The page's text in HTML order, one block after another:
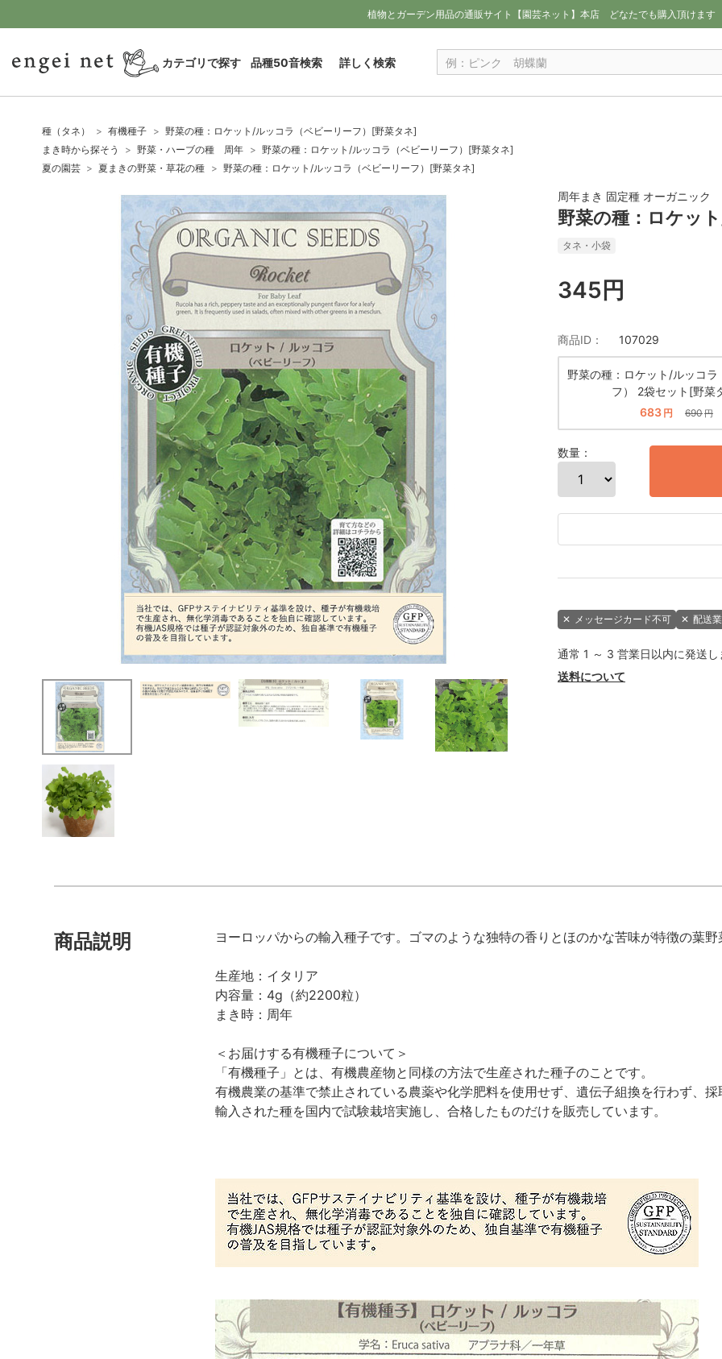
植物とガーデン用品の通販サイト【園芸ネット】本店 どなたでも購入頂けます
カテゴリで探す 品種50音検索 詳しく検索
種（タネ） 有機種子
野菜の種：ロケット/ルッコラ（ベビーリーフ）[野菜タネ]
まき時から探そう
野菜・ハーブの種 周年
野菜の種：ロケット/ルッコラ（ベビーリーフ）[野菜タネ]
夏の園芸
夏まきの野菜・草花の種 野菜の種：ロケット/ルッコラ（ベビーリーフ）[野菜タネ]
周年まき 固定種 オーガニック
野菜の種：ロケッ
タネ・小袋
345円
商品ID： 107029
野菜の種：ロケット/ルッコラ
フ） 2袋セット[野菜
683 円 690円
数量：
✕ メッセージカード不可 ✕ 配送
通常 1 ～ 3 営業日以内に発送し
送料について
商品説明 ヨーロッパからの輸入種子です。ゴマのような独特の香りとほのかな苦味が特徴の葉野
生産地：イタリア
内容量：4g（約2200粒）
まき時：周年
＜お届けする有機種子について＞
「有機種子」とは、有機農産物と同様の方法で生産された種子のことです。
有機農業の基準で禁止されている農薬や化学肥料を使用せず、遺伝子組換を行わず、
輸入された種を国内で試験栽培実施し、合格したものだけを販売しています。